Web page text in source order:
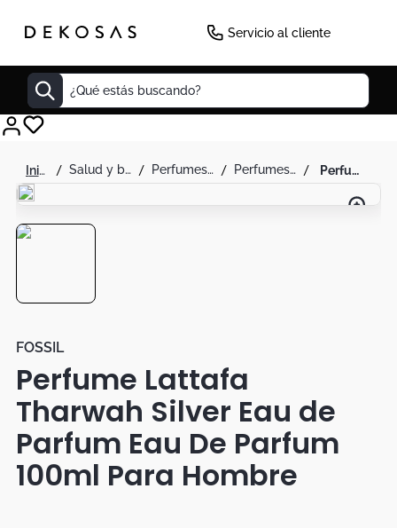
Servicio al cliente
¿Qué estás buscando?
salud y belleza perfumes y splash perfumes para hombre perfume lattafa tharwah silver eau de parfum eau de parfum 100ml para hombre
FOSSIL
Perfume Lattafa
Tharwah Silver Eau de
Parfum Eau De Parfum
100ml Para Hombre
Decoracion
Sillas
Lamparas
Duvet
Botas
Dko